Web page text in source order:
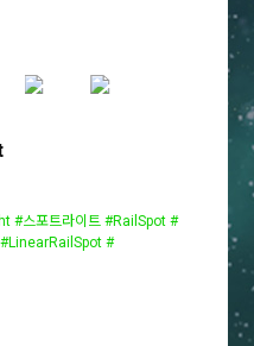
#스포트라이트 #RailSpot #
#LinearRailSpot #